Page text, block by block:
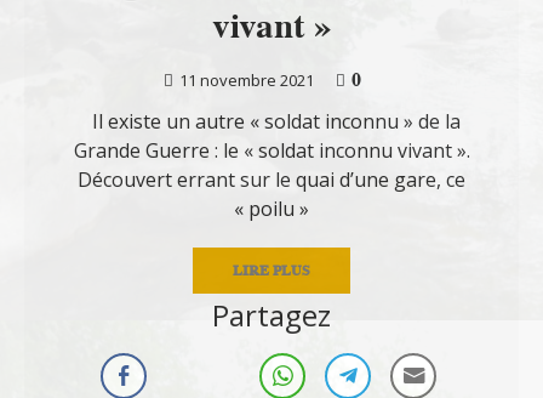
vivant »
11 novembre 2021
0
Il existe un autre « soldat inconnu » de la
Grande Guerre : le « soldat inconnu vivant ».
Découvert errant sur le quai d’une gare, ce
« poilu »
LIRE PLUS
Partagez